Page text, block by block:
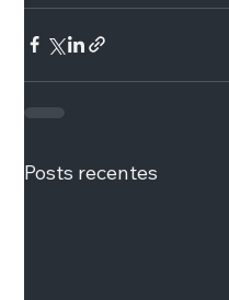
Posts recentes